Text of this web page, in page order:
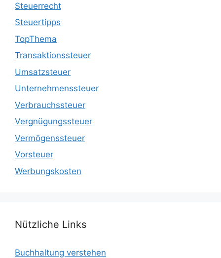
Steuerrecht
Steuertipps
TopThema
Transaktionssteuer
Umsatzsteuer
Unternehmenssteuer
Verbrauchssteuer
Vergnügungssteuer
Vermögenssteuer
Vorsteuer
Werbungskosten
Nützliche Links
Buchhaltung verstehen